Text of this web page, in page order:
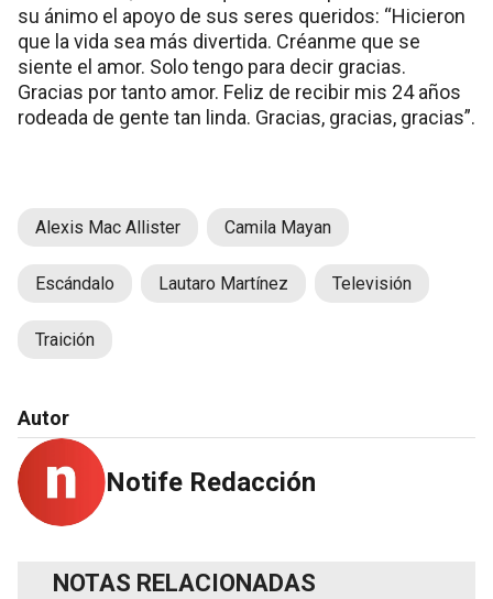
su ánimo el apoyo de sus seres queridos: “Hicieron
que la vida sea más divertida. Créanme que se
siente el amor. Solo tengo para decir gracias.
Gracias por tanto amor. Feliz de recibir mis 24 años
rodeada de gente tan linda. Gracias, gracias, gracias”.
Alexis Mac Allister Camila Mayan
Escándalo Lautaro Martínez Televisión
Traición
Autor
Notife Redacción
NOTAS RELACIONADAS